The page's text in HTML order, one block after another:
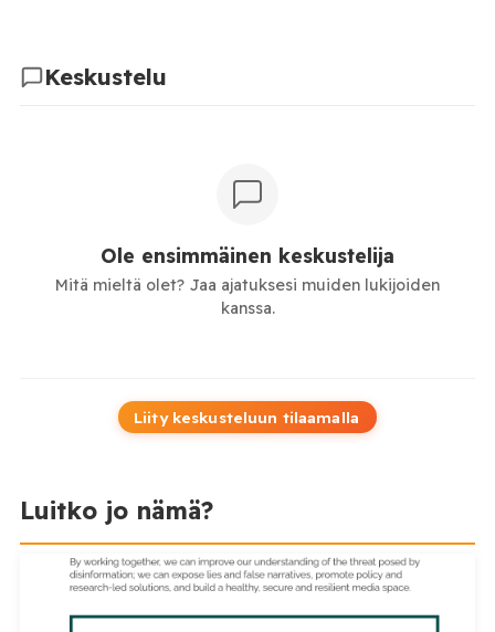
Keskustelu
Ole ensimmäinen keskustelija
Mitä mieltä olet? Jaa ajatuksesi muiden lukijoiden
kanssa.
Liity keskusteluun tilaamalla
Luitko jo nämä?